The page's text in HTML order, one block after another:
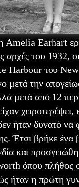
Amelia Earhart
αρχές του 1932,
Harbour του
μετά την
μετά από 12
ήταν δυνατό να
Έτσι βρήκε
και
όπου πλήθος
ήταν η πρώτη